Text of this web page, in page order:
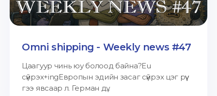
Omni shipping - Weekly news #47
Цаагуур чинь юу болоод байна?Eu
сүйрэх+ingЕвропын эдийн засаг сүйрэх цэг рүү
гээ явсаар л. Герман дү...